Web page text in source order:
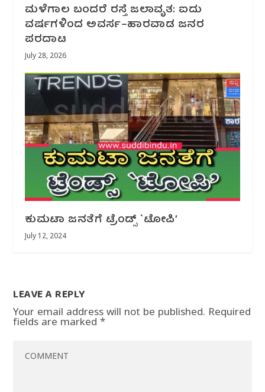
ಮಳೆಗಾಲ ಬಂದರೆ ರಸ್ತೆ ಜಲಾವೃತ: ಐದು
ವರ್ಷಗಳಿಂದ ಅವರ್ಸ–ಹಾರವಾಡ ಜನರ
ಪರದಾಟ
July 28, 2026
ಕುಮಟಾ ಜನತೆಗೆ ಟ್ರೆಂಡ್ಸ್ `ಟೋಪಿ’
July 12, 2024
LEAVE A REPLY
Your email address will not be published. Required
fields are marked*